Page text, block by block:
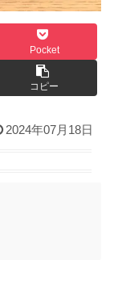
Pocket
コピー
2024年07月18日